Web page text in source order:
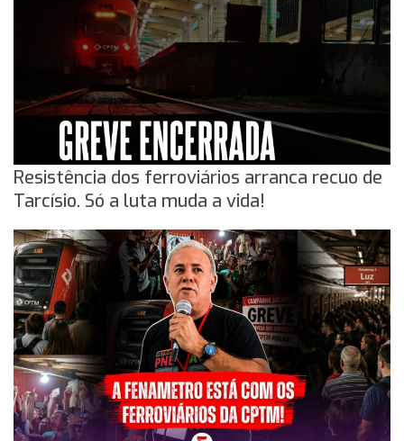
Resistência dos ferroviários arranca recuo de
Tarcísio. Só a luta muda a vida!